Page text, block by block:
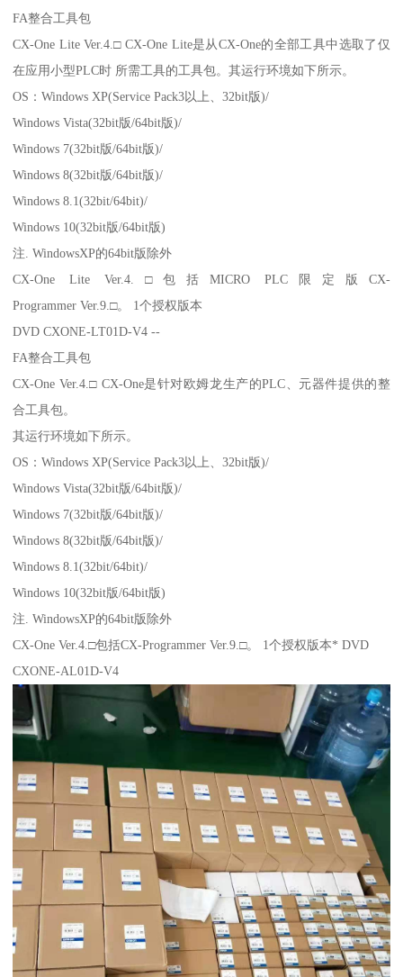
FA整合工具包
CX-One Lite Ver.4.□ CX-One Lite是从CX-One的全部工具中选取了仅
在应用小型PLC时 所需工具的工具包。其运行环境如下所示。
OS：Windows XP(Service Pack3以上、32bit版)/
Windows Vista(32bit版/64bit版)/
Windows 7(32bit版/64bit版)/
Windows 8(32bit版/64bit版)/
Windows 8.1(32bit/64bit)/
Windows 10(32bit版/64bit版)
注. WindowsXP的64bit版除外
CX-One Lite Ver.4.□包括MICRO PLC限定版CX-
Programmer Ver.9.□。 1个授权版本
DVD CXONE-LT01D-V4 --
FA整合工具包
CX-One Ver.4.□ CX-One是针对欧姆龙生产的PLC、元器件提供的整
合工具包。
其运行环境如下所示。
OS：Windows XP(Service Pack3以上、32bit版)/
Windows Vista(32bit版/64bit版)/
Windows 7(32bit版/64bit版)/
Windows 8(32bit版/64bit版)/
Windows 8.1(32bit/64bit)/
Windows 10(32bit版/64bit版)
注. WindowsXP的64bit版除外
CX-One Ver.4.□包括CX-Programmer Ver.9.□。 1个授权版本* DVD
CXONE-AL01D-V4